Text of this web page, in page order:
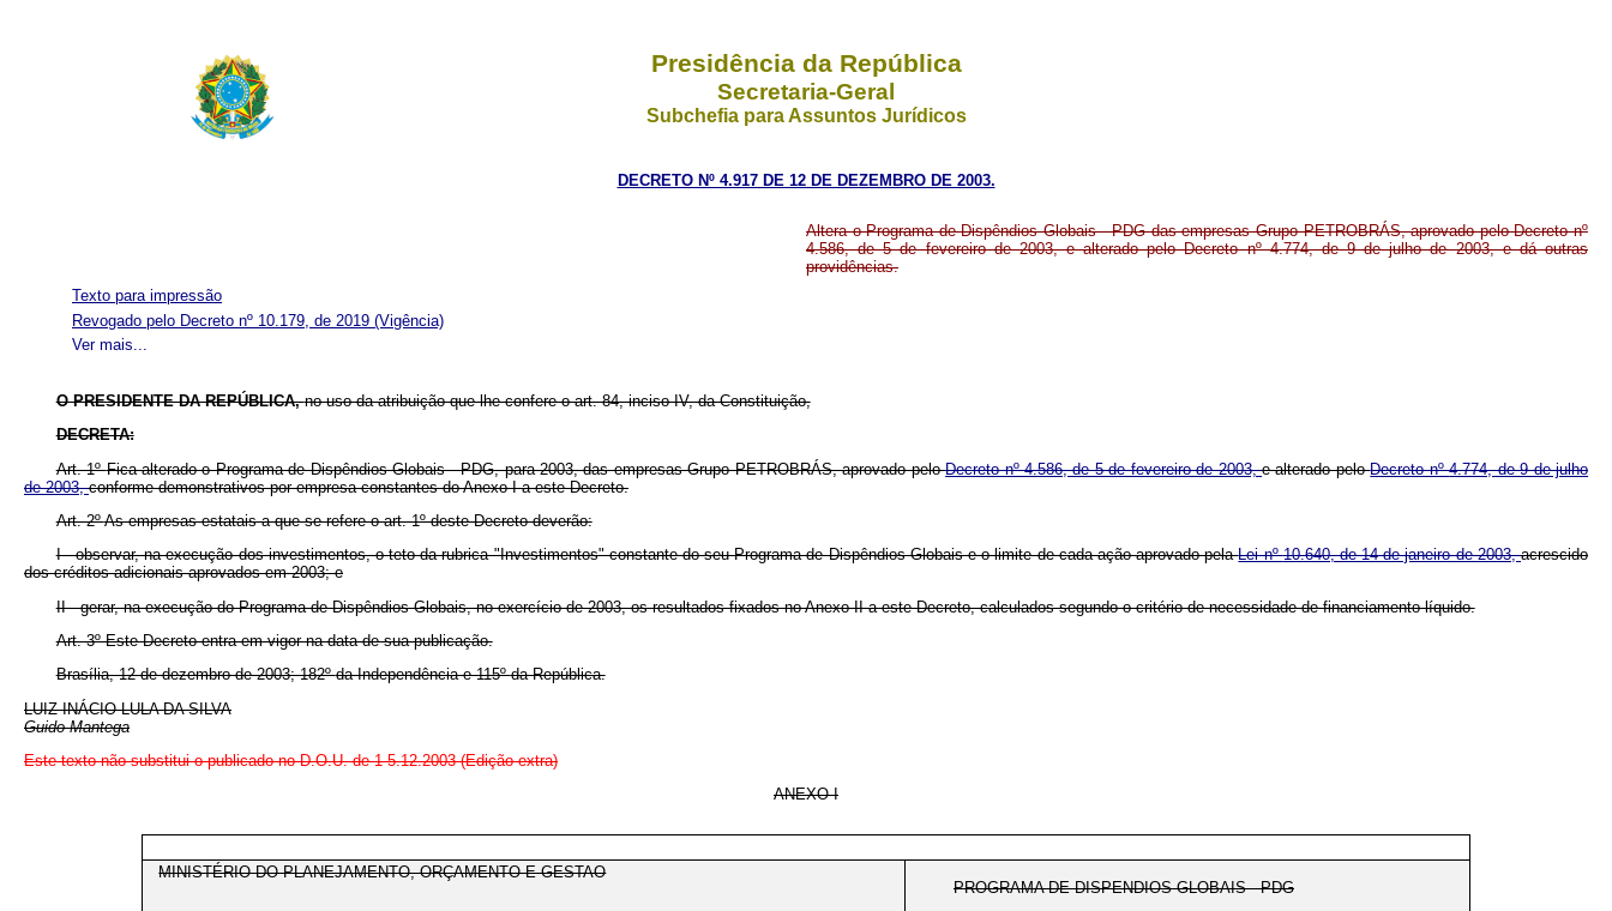
Presidência da República
Secretaria-Geral
Subchefia para Assuntos Jurídicos
DECRETO Nº 4.917 DE 12 DE DEZEMBRO DE 2003.
Altera o Programa de Dispêndios Globais - PDG das empresas Grupo PETROBRÁS, aprovado pelo Decreto nº
4.586, de 5 de fevereiro de 2003, e alterado pelo Decreto nº 4.774, de 9 de julho de 2003, e dá outras
providências.
Texto para impressão
Ver mais...
Revogado pelo Decreto nº 10.179, de 2019 (Vigência)
O PRESIDENTE DA REPÚBLICA,no uso da atribuição que lhe confere o art. 84, inciso IV, da Constituição,
DECRETA:
Art. 1ºFica alterado o Programa de Dispêndios Globais - PDG, para 2003, das empresas Grupo PETROBRÁS, aprovado peloDecreto nº4.586, de 5 de fevereiro de 2003,e alterado peloDecreto nº4.774, de 9 de julho
de 2003,conforme demonstrativos por empresa constantes do Anexo I a este Decreto.
Art. 2ºAs empresas estatais a que se refere o art. 1º deste Decreto deverão:
I - observar, na execução dos investimentos, o teto da rubrica "Investimentos" constante do seu Programa de Dispêndios Globais e o limite de cada ação aprovado pelaLei nº10.640, de 14 de janeiro de 2003,acrescido
dos créditos adicionais aprovados em 2003; e
II - gerar, na execução do Programa de Dispêndios Globais, no exercício de 2003, os resultados fixados no Anexo II a este Decreto, calculados segundo o critério de necessidade de financiamento líquido.
Art. 3º Este Decreto entra em vigor na data de sua publicação.
Brasília, 12 de dezembro de 2003; 182ºda Independência e 115ºda República.
LUIZ INÁCIO LULA DA SILVA
Guido Mantega
Este texto não substitui o publicado no D.O.U. de 1 5.12.2003 (Edição extra)
ANEXO I
MINISTÉRIO DO PLANEJAMENTO, ORÇAMENTO E GESTAO
PROGRAMA DE DISPENDIOS GLOBAIS - PDG